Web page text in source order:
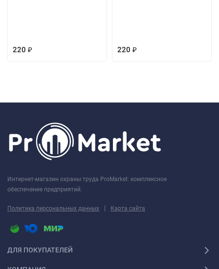
220 ₽ 220 ₽
Интернет-магазин охраны труда ProMarket: комплексное
обеспечение предприятий.
Политика персональных данных | Карта сайта
ДЛЯ ПОКУПАТЕЛЕЙ